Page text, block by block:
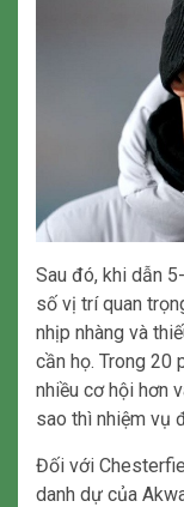
Sau đó, khi dẫn
số vị trí quan
nhịp nhàng và
cần họ. Trong 20
nhiều cơ hội hơn
sao thì nhiệm vụ
Đối với
danh dự của